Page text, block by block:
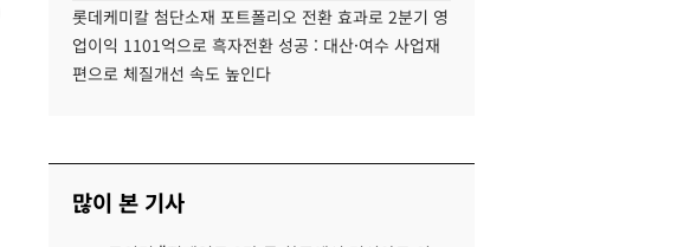
롯데케미칼 첨단소재 포트폴리오 전환 효과로 2분기 영
업이익 1101억으로 흑자전환 성공 : 대산·여수 사업재
편으로 체질개선 속도 높인다
많이 본 기사